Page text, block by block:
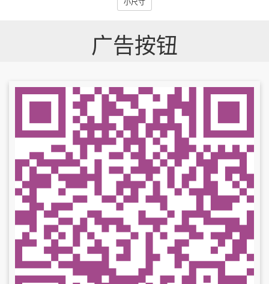
广告按钮